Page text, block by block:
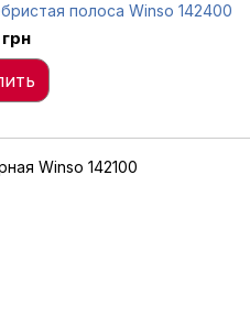
полоса Winso 142400